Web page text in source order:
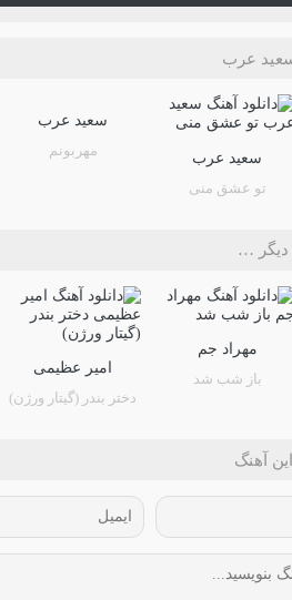
عرب
سعید عرب
تو عشق منی
سعید عرب
مهربونم
دیگر …
مهراد جم
باز شب شد
امیر عظیمی
دختر بندر (گیتار ورژن)
آهنگ